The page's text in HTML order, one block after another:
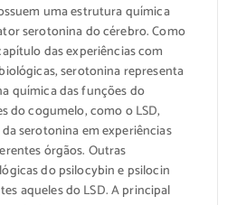
uma estrutura química
serotonina do cérebro. Como
das experiências com
serotonina representa
química das funções do
do cogumelo, como o LSD,
serotonina em experiências
órgãos. Outras
do psilocybin e psilocin
aqueles do LSD. A principal